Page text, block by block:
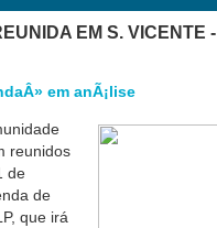
EM S. VICENTE -
em anÃ¡lise
reunidos
de
de
que irá